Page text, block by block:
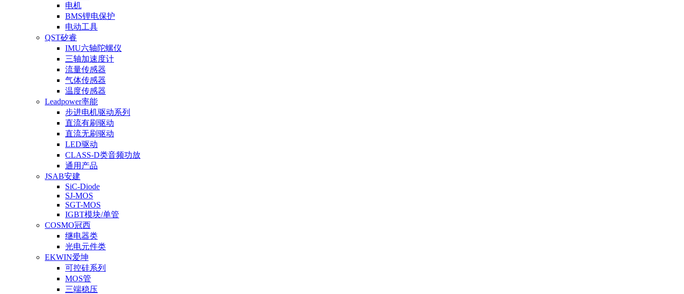
电机
BMS锂电保护
电动工具
QST矽睿
IMU六轴陀螺仪
三轴加速度计
流量传感器
气体传感器
温度传感器
Leadpower率能
步进电机驱动系列
直流有刷驱动
直流无刷驱动
LED驱动
CLASS-D类音频功放
通用产品
JSAB安建
SiC-Diode
SJ-MOS
SGT-MOS
IGBT模块/单管
COSMO冠西
继电器类
光电元件类
EKWIN爱坤
可控硅系列
MOS管
三端稳压